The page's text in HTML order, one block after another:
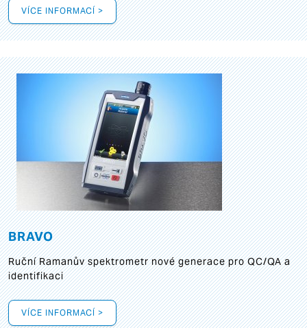
VÍCE INFORMACÍ >
BRAVO
Ruční Ramanův spektrometr nové generace pro QC/QA a
identifikaci
VÍCE INFORMACÍ >